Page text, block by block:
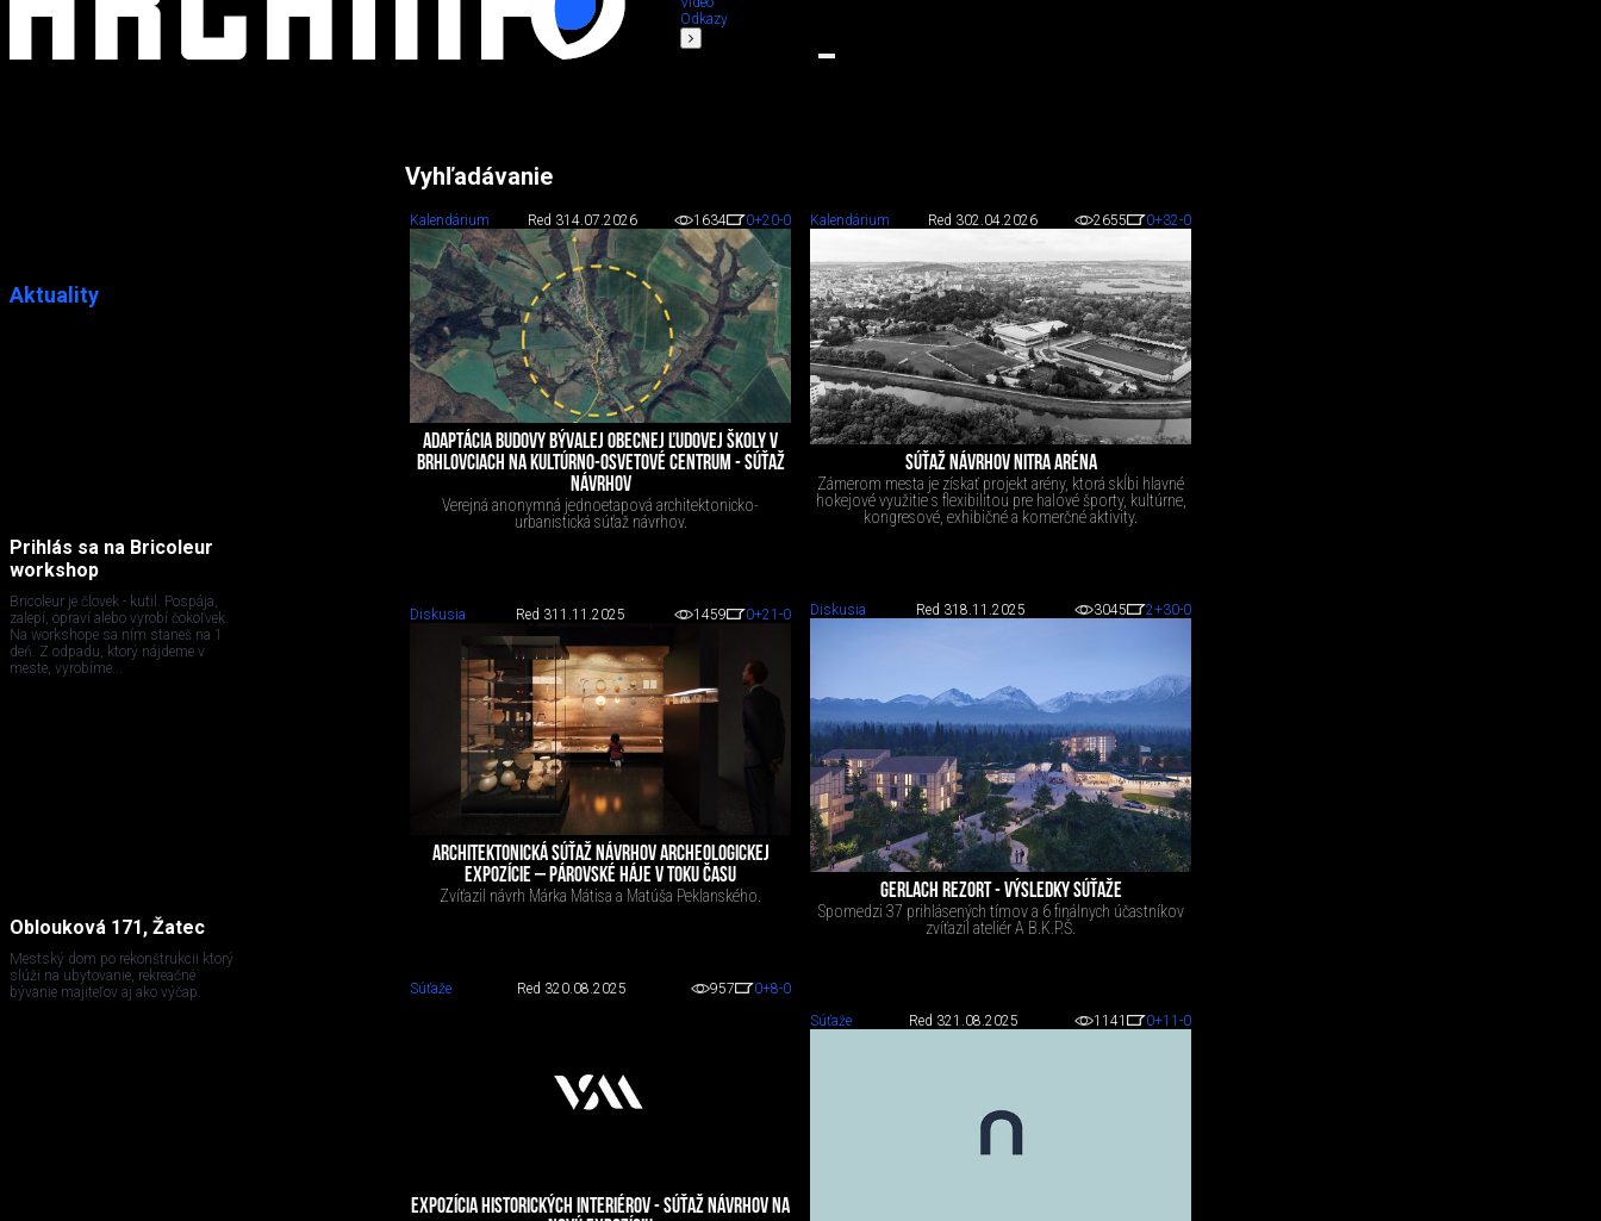
Odkazy
Aktuality
Prihlás sa na Bricoleur
workshop
Bricoleur je človek - kutil. Pospája,
zalepí, opraví alebo vyrobí čokoľvek.
Na workshope sa ním staneš na 1
deň. Z odpadu, ktorý nájdeme v
meste, vyrobíme...
Oblouková 171, Žatec
Mestský dom po rekonštrukcii ktorý
slúži na ubytovanie, rekreačné
bývanie majiteľov aj ako výčap.
Vyhľadávanie
Kalendárium Red 314.07.2026 1634 0+20-0
ADAPTÁCIA BUDOVY BÝVALEJ OBECNEJ ĽUDOVEJ ŠKOLY V
BRHLOVCIACH NA KULTÚRNO-OSVETOVÉ CENTRUM - SÚŤAŽ
NÁVRHOV
Verejná anonymná jednoetapová architektonicko-
urbanistická súťaž návrhov.
Kalendárium Red 302.04.2026 2655 0+32-0
SÚŤAŽ NÁVRHOV NITRA ARÉNA
Zámerom mesta je získať projekt arény, ktorá skĺbi hlavné
hokejové využitie s flexibilitou pre halové športy, kultúrne,
kongresové, exhibičné a komerčné aktivity.
Diskusia Red 318.11.2025 3045 2+30-0
GERLACH REZORT - VÝSLEDKY SÚŤAŽE
Spomedzi 37 prihlásených tímov a 6 finálnych účastníkov
zvíťazil ateliér A B.K.P.Š.
Diskusia Red 311.11.2025 1459 0+21 -0
ARCHITEKTONICKÁ SÚŤAŽ NÁVRHOV ARCHEOLOGICKEJ
EXPOZÍCIE – PÁROVSKÉ HÁJE V TOKU ČASU
Zvíťazil návrh Márka Mátisa a Matúša Peklanského.
Súťaže Red 320.08.2025 957 0+8-0
EXPOZÍCIA HISTORICKÝCH INTERIÉROV - SÚŤAŽ NÁVRHOV NA
Súťaže Red 321.08.2025 1141 0+11 -0